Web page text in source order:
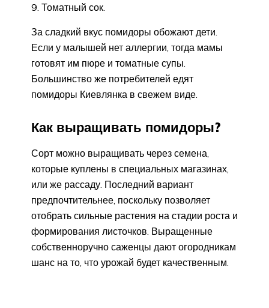
Томатный сок.
За сладкий вкус помидоры обожают дети.
Если у малышей нет аллергии, тогда мамы
готовят им пюре и томатные супы.
Большинство же потребителей едят
помидоры Киевлянка в свежем виде.
Как выращивать помидоры?
Сорт можно выращивать через семена,
которые куплены в специальных магазинах,
или же рассаду. Последний вариант
предпочтительнее, поскольку позволяет
отобрать сильные растения на стадии роста и
формирования листочков. Выращенные
собственноручно саженцы дают огородникам
шанс на то, что урожай будет качественным.